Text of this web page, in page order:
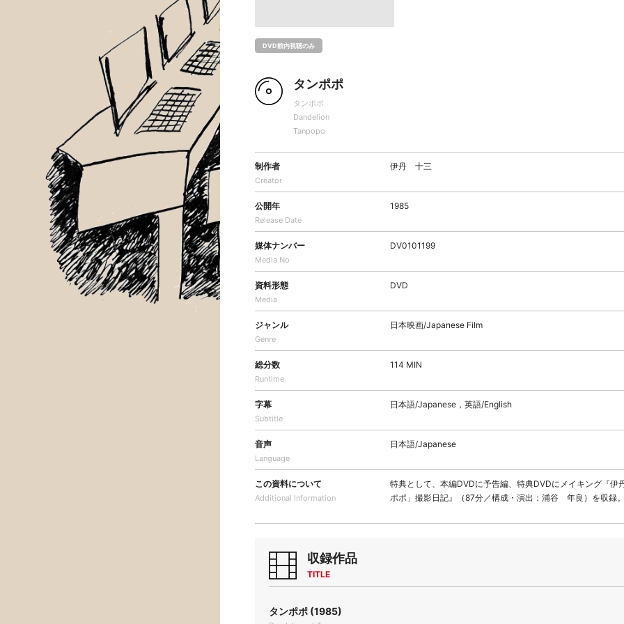
DVD館内視聴のみ
タンポポ
タンポポ
Dandelion
Tanpopo
制作者
Creator
伊丹 十三
公開年
Release Date
1985
媒体ナンバー
Media No
DV0101199
資料形態
Media
DVD
ジャンル
Genre
日本映画/Japanese Film
総分数
Runtime
114 MIN
字幕
Subtitle
日本語/Japanese，英語/English
音声
Language
日本語/Japanese
この資料について
Additional Information
特典として、本編DVDに予告編、特典DVDにメイキング『伊
ポポ」撮影日記』（87分／構成・演出：浦谷 年良）を収録。
収録作品
TITLE
タンポポ (1985)